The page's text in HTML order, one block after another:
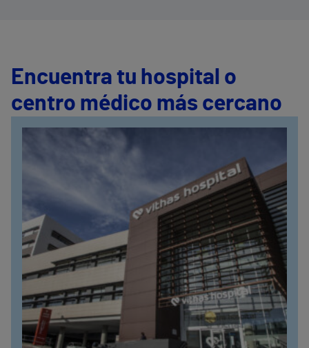
Encuentra tu hospital o
centro médico más cercano